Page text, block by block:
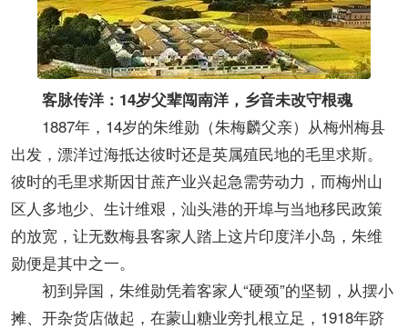
客脉传洋：14岁父辈闯南洋，乡音未改守根魂
1887年，14岁的朱维勋（朱梅麟父亲）从梅州梅县
出发，漂洋过海抵达彼时还是英属殖民地的毛里求斯。
彼时的毛里求斯因甘蔗产业兴起急需劳动力，而梅州山
区人多地少、生计维艰，汕头港的开埠与当地移民政策
的放宽，让无数梅县客家人踏上这片印度洋小岛，朱维
勋便是其中之一。
初到异国，朱维勋凭着客家人“硬颈”的坚韧，从摆小
摊、开杂货店做起，在蒙山糖业旁扎根立足，1918年跻